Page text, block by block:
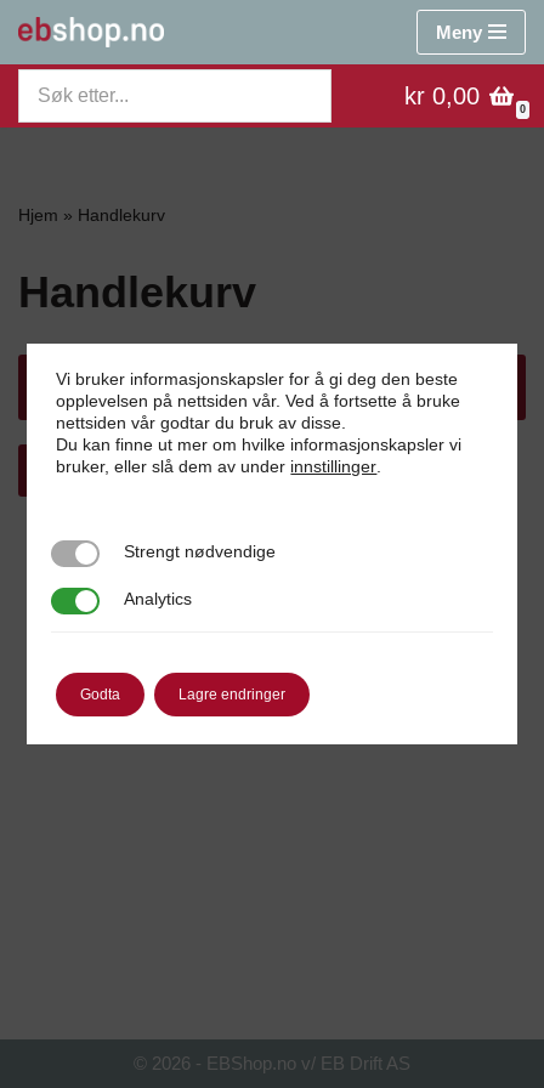
Hopp
innholdet
Meny
kr 0,00 0
Hjem » Handlekurv
Handlekurv
Handlekurven din er tom.
Tilbake til butikken
© 2026 - EBShop.no v/ EB Drift AS
Vi bruker informasjonskapsler for å gi deg den beste
opplevelsen på nettsiden vår. Ved å fortsette å bruke
nettsiden vår godtar du bruk av disse.
Du kan finne ut mer om hvilke informasjonskapsler vi
bruker, eller slå dem av under innstillinger
Strengt nødvendige
Strengt nødvendige
Analytics Analytics
Godta Lagre endringer